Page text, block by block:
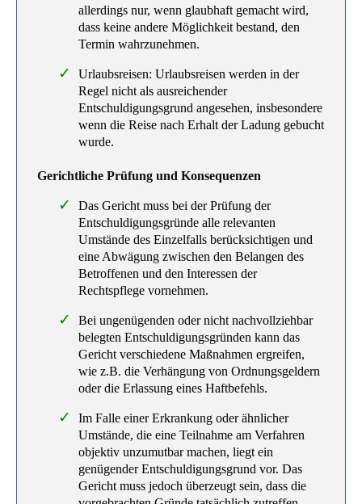
allerdings nur, wenn glaubhaft gemacht wird,
dass keine andere Möglichkeit bestand, den
Termin wahrzunehmen.
Urlaubsreisen: Urlaubsreisen werden in der
Regel nicht als ausreichender
Entschuldigungsgrund angesehen, insbesondere
wenn die Reise nach Erhalt der Ladung gebucht
wurde.
Gerichtliche Prüfung und Konsequenzen
Das Gericht muss bei der Prüfung der
Entschuldigungsgründe alle relevanten
Umstände des Einzelfalls berücksichtigen und
eine Abwägung zwischen den Belangen des
Betroffenen und den Interessen der
Rechtspflege vornehmen.
Bei ungenügenden oder nicht nachvollziehbar
belegten Entschuldigungsgründen kann das
Gericht verschiedene Maßnahmen ergreifen,
wie z.B. die Verhängung von Ordnungsgeldern
oder die Erlassung eines Haftbefehls.
Im Falle einer Erkrankung oder ähnlicher
Umstände, die eine Teilnahme am Verfahren
objektiv unzumutbar machen, liegt ein
genügender Entschuldigungsgrund vor. Das
Gericht muss jedoch überzeugt sein, dass die